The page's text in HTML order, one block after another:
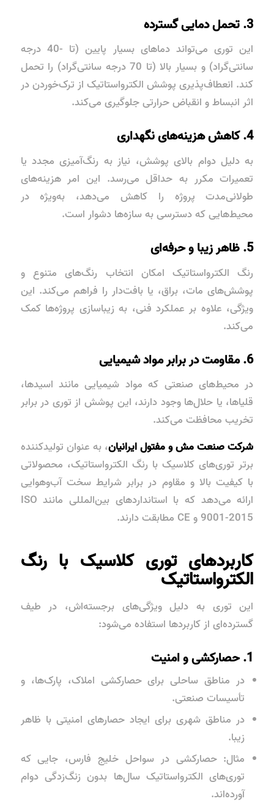
3. تحمل دمایی گسترده
این توری می‌تواند دماهای بسیار پایین (تا -40 درجه
سانتی‌گراد) و بسیار بالا (تا 70 درجه سانتی‌گراد) را تحمل
کند. انعطاف‌پذیری پوشش الکترواستاتیک از ترک‌خوردن در
اثر انبساط و انقباض حرارتی جلوگیری می‌کند.
4. کاهش هزینه‌های نگهداری
به دلیل دوام بالای پوشش، نیاز به رنگ‌آمیزی مجدد یا
تعمیرات مکرر به حداقل می‌رسد. این امر هزینه‌های
طولانی‌مدت پروژه را کاهش می‌دهد، به‌ویژه در
محیط‌هایی که دسترسی به سازه‌ها دشوار است.
5. ظاهر زیبا و حرفه‌ای
رنگ الکترواستاتیک امکان انتخاب رنگ‌های متنوع و
پوشش‌های مات، براق، یا بافت‌دار را فراهم می‌کند. این
ویژگی، علاوه بر عملکرد فنی، به زیباسازی پروژه‌ها کمک
می‌کند.
6. مقاومت در برابر مواد شیمیایی
در محیط‌های صنعتی که مواد شیمیایی مانند اسیدها،
قلیاها، یا حلال‌ها وجود دارند، این پوشش از توری در برابر
تخریب محافظت می‌کند.
شرکت صنعت مش و مفتول ایرانیان، به عنوان تولیدکننده
برتر توری‌های کلاسیک با رنگ الکترواستاتیک، محصولاتی
با کیفیت بالا و مقاوم در برابر شرایط سخت آب‌وهوایی
ارائه می‌دهد که با استانداردهای بین‌المللی مانند ISO
9001-2015 و CE مطابقت دارند.
کاربردهای توری کلاسیک با رنگ
الکترواستاتیک
این توری به دلیل ویژگی‌های برجسته‌اش، در طیف
گسترده‌ای از کاربردها استفاده می‌شود:
1. حصارکشی و امنیت
در مناطق ساحلیبرای حصارکشی املاک، پارک‌ها، و
تأسیسات صنعتی.
در مناطق شهریبرای ایجاد حصارهای امنیتی با ظاهر
زیبا.
مثال: حصارکشی در سواحل خلیج فارس، جایی که
توری‌های الکترواستاتیک سال‌ها بدون زنگ‌زدگی دوام
آورده‌اند.